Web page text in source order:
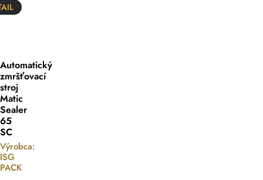
Automatický
zmršťovací
stroj
Matic
Sealer
65
SC
Výrobca:
ISG
PACK